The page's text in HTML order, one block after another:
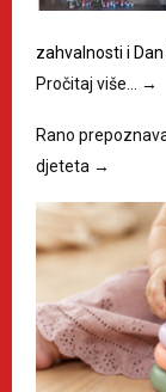
zahvalnosti i
Pročitaj više…
→
Rano
djeteta →